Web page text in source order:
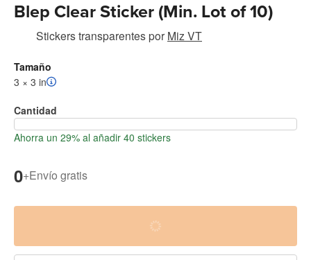
Blep Clear Sticker (Min. Lot of 10)
Stickers transparentespor Miz VT
Tamaño
3 × 3 in
Cantidad
Ahorra un 29% al añadir 40 stickers
0+Envío gratis